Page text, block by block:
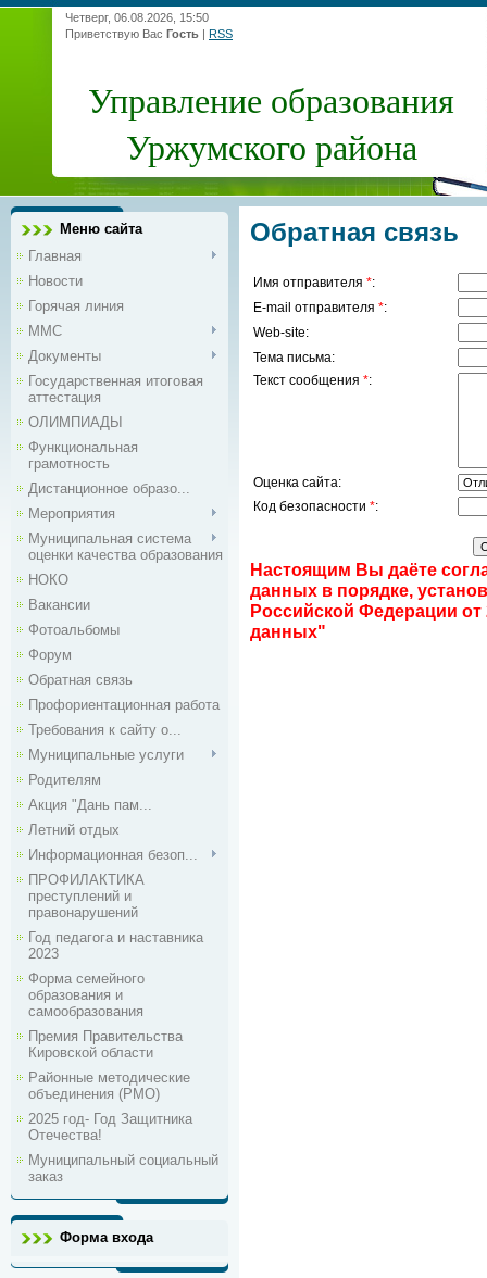
Четверг, 06.08.2026, 15:50
Приветствую Вас Гость | RSS
Управление образования
Уржумского района
Меню сайта
Главная
Новости
Горячая линия
ММС
Документы
Государственная итоговая
аттестация
ОЛИМПИАДЫ
Функциональная
грамотность
Дистанционное образо...
Мероприятия
Муниципальная система
оценки качества образования
НОКО
Вакансии
Фотоальбомы
Форум
Обратная связь
Профориентационная работа
Требования к сайту о...
Муниципальные услуги
Родителям
Акция "Дань пам...
Летний отдых
Информационная безоп...
ПРОФИЛАКТИКА
преступлений и
правонарушений
Год педагога и наставника
2023
Форма семейного
образования и
самообразования
Премия Правительства
Кировской области
Районные методические
объединения (РМО)
2025 год- Год Защитника
Отечества!
Муниципальный социальный
заказ
Форма входа
Обратная связь
Имя отправителя *:
E-mail отправителя *:
Web-site:
Тема письма:
Текст сообщения *:
Оценка сайта:
Код безопасности *:
Настоящим Вы даёте
данных в порядке,
Российской Федерации от
данных"